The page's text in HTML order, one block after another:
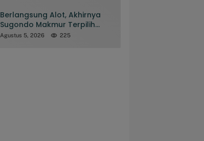
Berlangsung Alot, Akhirnya
Sugondo Makmur Terpilih
Pimpinan MD KAHMI
Agustus 5, 2026 225